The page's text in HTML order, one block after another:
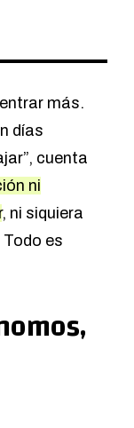
más.
días
cuenta
ni
, ni siquiera
es